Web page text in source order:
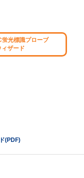
光標識プローブ
ィザード
(PDF)